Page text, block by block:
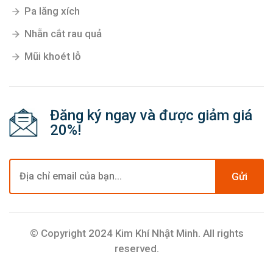
Pa lăng xích
Nhẵn cắt rau quả
Mũi khoét lỗ
Đăng ký ngay và được giảm giá
20%!
Gửi
© Copyright 2024 Kim Khí Nhật Minh. All rights
reserved.